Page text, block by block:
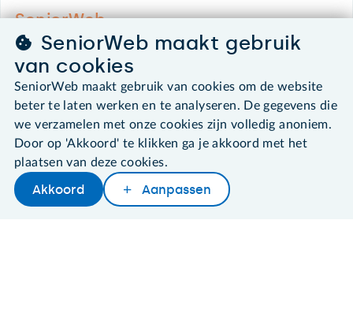
Later lezenDelenWoordenboek
SeniorWeb.
De computerhulp voor u.
030 - 276 99 65
©2026 SeniorWeb
Algemene voorwaarden
SeniorWeb maakt gebruik
van cookies
SeniorWeb maakt gebruik van cookies om de website
beter te laten werken en te analyseren. De gegevens die
we verzamelen met onze cookies zijn volledig anoniem.
Door op 'Akkoord' te klikken ga je akkoord met het
plaatsen van deze cookies.
Akkoord Aanpassen